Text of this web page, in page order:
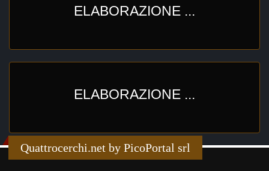
ELABORAZIONE ...
ELABORAZIONE ...
Quattrocerchi.net by PicoPortal srl